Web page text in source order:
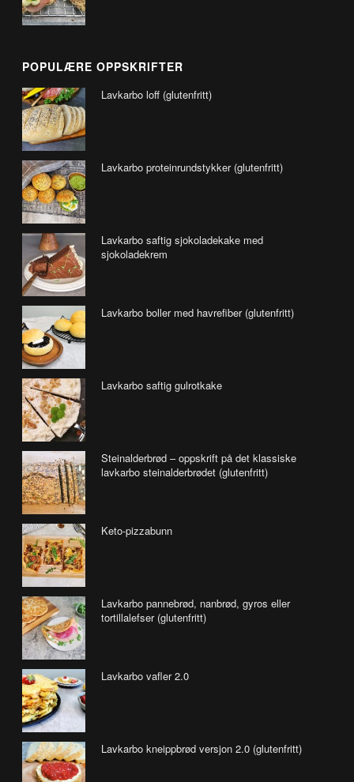
POPULÆRE OPPSKRIFTER
Lavkarbo loff (glutenfritt)
Lavkarbo proteinrundstykker (glutenfritt)
Lavkarbo saftig sjokoladekake med
sjokoladekrem
Lavkarbo boller med havrefiber (glutenfritt)
Lavkarbo saftig gulrotkake
Steinalderbrød – oppskrift på det klassiske
lavkarbo steinalderbrødet (glutenfritt)
Keto-pizzabunn
Lavkarbo pannebrød, nanbrød, gyros eller
tortillalefser (glutenfritt)
Lavkarbo vafler 2.0
Lavkarbo kneippbrød versjon 2.0 (glutenfritt)